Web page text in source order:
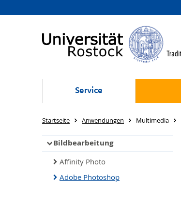
Service
Startseite Anwendungen Multimedia
Bildbearbeitung
Affinity Photo
Adobe Photoshop